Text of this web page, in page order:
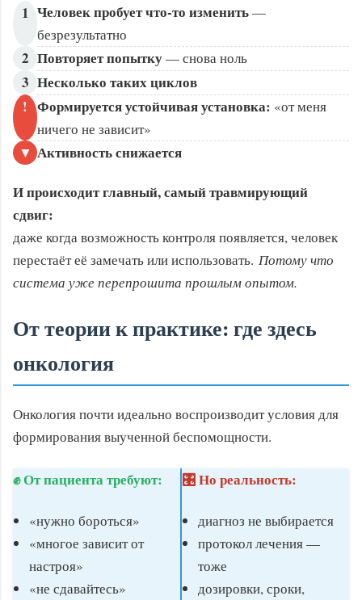
1 Человек пробует что-то изменить—
безрезультатно
2 Повторяет попытку— снова ноль
3 Несколько таких циклов
! Формируется устойчивая установка: «от меня
ничего не зависит»
▼ Активность снижается
И происходит главный, самый травмирующий
сдвиг:
даже когда возможность контроля появляется, человек
перестаёт её замечать или использовать. Потому что
система уже перепрошита прошлым опытом.
От теории к практике: где здесь
онкология
Онкология почти идеально воспроизводит условия для
формирования выученной беспомощности.
✊ От пациента требуют:
«нужно бороться»
«многое зависит от
настроя»
«не сдавайтесь»
🎛️ Но реальность:
диагноз не выбирается
протокол лечения —
тоже
дозировки, сроки,